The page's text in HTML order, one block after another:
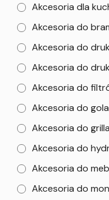
Akcesoria dla
Akcesoria do
Akcesoria do
Akcesoria do
Akcesoria do
Akcesoria do
Akcesoria do grilla
Akcesoria do
Akcesoria do
Akcesoria do